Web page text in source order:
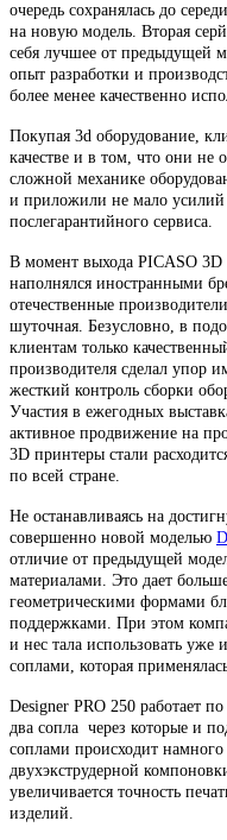
очередь сохранялась до
на новую модель. Вторая
себя лучшее от предыдущей
опыт разработки и
более менее качественно
Покупая 3d оборудование,
качестве и в том, что они не
сложной механике
и приложили не мало усилий
послегарантийного сервиса.
В момент выхода PICASO
наполнялся иностранными
отечественные
шуточная. Безусловно, в
клиентам только
производителя сделал упор
жесткий контроль сборки
Участия в ежегодных
активное продвижение на
3D принтеры стали
по всей стране.
Не останавливаясь на
совершенно новой моделью
отличие от предыдущей
материалами. Это дает
геометрическими формами
поддержками. При этом
и нес тала использовать уже
соплами, которая
Designer PRO 250 работает
два сопла через которые и
соплами происходит
двухэкструдерной
увеличивается точность
изделий.